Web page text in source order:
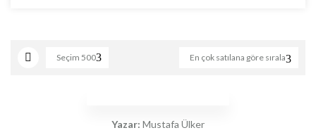
En çok satılana göre sırala
Seçim 500
Yazar: Mustafa Ülker